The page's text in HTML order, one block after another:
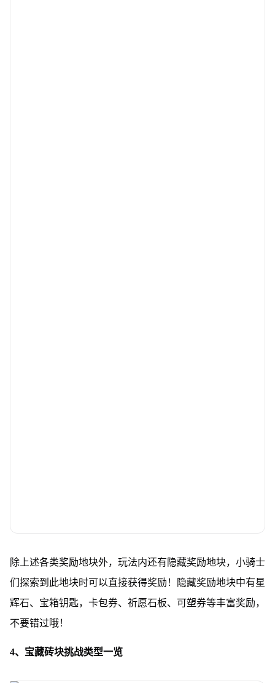
除上述各类奖励地块外，玩法内还有隐藏奖励地块，小骑士
们探索到此地块时可以直接获得奖励！隐藏奖励地块中有星
辉石、宝箱钥匙，卡包券、祈愿石板、可塑券等丰富奖励，
不要错过哦！
4、宝藏砖块挑战类型一览